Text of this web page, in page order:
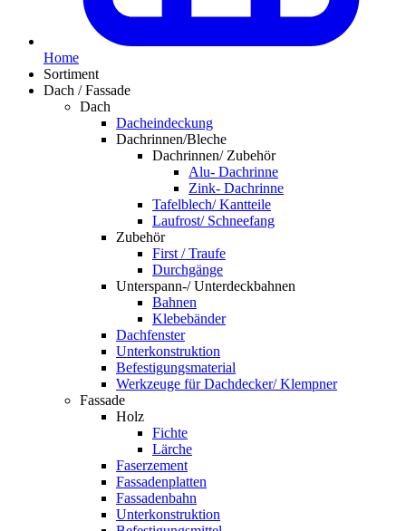
Home
Sortiment
Dach / Fassade
Dach
Dacheindeckung
Dachrinnen/Bleche
Dachrinnen/ Zubehör
Alu- Dachrinne
Zink- Dachrinne
Tafelblech/ Kantteile
Laufrost/ Schneefang
Zubehör
First / Traufe
Durchgänge
Unterspann-/ Unterdeckbahnen
Bahnen
Klebebänder
Dachfenster
Unterkonstruktion
Befestigungsmaterial
Werkzeuge für Dachdecker/ Klempner
Fassade
Holz
Fichte
Lärche
Faserzement
Fassadenplatten
Fassadenbahn
Unterkonstruktion